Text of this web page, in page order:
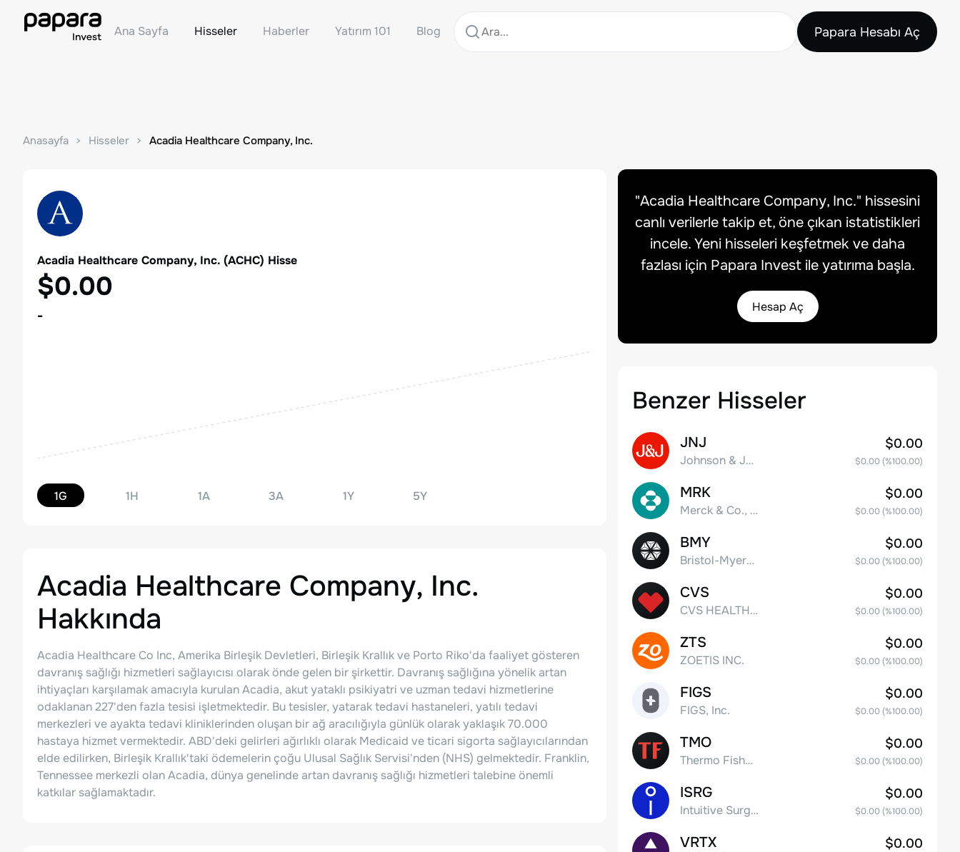
Ana Sayfa Hisseler Haberler Yatırım 101 Blog Papara Hesabı Aç
Anasayfa Hisseler Acadia Healthcare Company, Inc.
Acadia Healthcare Company, Inc. (ACHC) Hisse
$0.00
-
1G 1H 1A 3A 1Y 5Y
Acadia Healthcare Company, Inc.
Hakkında
Acadia Healthcare Co Inc, Amerika Birleşik Devletleri, Birleşik Krallık ve Porto Riko'da faaliyet gösteren
davranış sağlığı hizmetleri sağlayıcısı olarak önde gelen bir şirkettir. Davranış sağlığına yönelik artan
ihtiyaçları karşılamak amacıyla kurulan Acadia, akut yataklı psikiyatri ve uzman tedavi hizmetlerine
odaklanan 227'den fazla tesisi işletmektedir. Bu tesisler, yatarak tedavi hastaneleri, yatılı tedavi
merkezleri ve ayakta tedavi kliniklerinden oluşan bir ağ aracılığıyla günlük olarak yaklaşık 70.000
hastaya hizmet vermektedir. ABD'deki gelirleri ağırlıklı olarak Medicaid ve ticari sigorta sağlayıcılarından
elde edilirken, Birleşik Krallık'taki ödemelerin çoğu Ulusal Sağlık Servisi'nden (NHS) gelmektedir. Franklin,
Tennessee merkezli olan Acadia, dünya genelinde artan davranış sağlığı hizmetleri talebine önemli
katkılar sağlamaktadır.
"Acadia Healthcare Company, Inc." hissesini
canlı verilerle takip et, öne çıkan istatistikleri
incele. Yeni hisseleri keşfetmek ve daha
fazlası için Papara Invest ile yatırıma başla.
Hesap Aç
Benzer Hisseler
JNJ
Johnson & Johnson
$0.00
$0.00(%100.00)
MRK
Merck & Co., Inc.
$0.00
$0.00(%100.00)
BMY
Bristol-Myers Squibb Co.
$0.00
$0.00(%100.00)
CVS
CVS HEALTH CORPORATION
$0.00
$0.00(%100.00)
ZTS
ZOETIS INC.
$0.00
$0.00(%100.00)
FIGS
FIGS, Inc.
$0.00
$0.00(%100.00)
TMO
Thermo Fisher Scientific, Inc.
$0.00
$0.00(%100.00)
ISRG
Intuitive Surgical Inc.
$0.00
$0.00(%100.00)
VRTX $0.00